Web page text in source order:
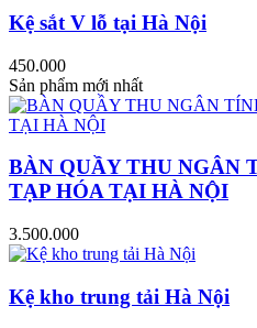
Kệ sắt V lỗ tại Hà Nội
450.000
Sản phẩm mới nhất
BÀN QUẦY THU NGÂN
TẠP HÓA TẠI HÀ NỘI
3.500.000
Kệ kho trung tải Hà Nội